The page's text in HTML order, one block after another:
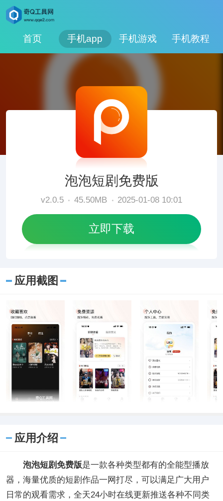
首页 手机app 手机游戏 手机教程
泡泡短剧免费版
v2.0.5 45.50MB 2025-01-08 10:01
立即下载
应用截图
应用介绍
泡泡短剧免费版是一款各种类型都有的全能型播放
器，海量优质的短剧作品一网打尽，可以满足广大用户
日常的观看需求，全天24小时在线更新推送各种不同类